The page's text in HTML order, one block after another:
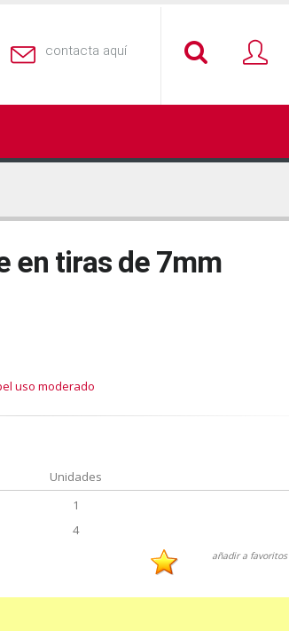
contacta aquí
en tiras de 7mm
uso moderado
Unidades
1
4
añadir a favoritos